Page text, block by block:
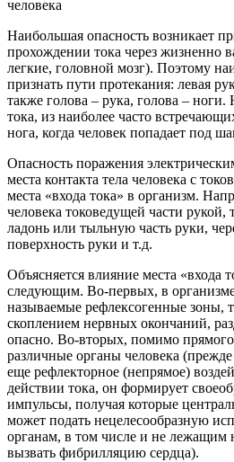
человека
Наибольшая опасность возникает
прохождении тока через жизненно
легкие, головной мозг). Поэтому
признать пути протекания: левая
также голова – рука, голова –
тока, из наиболее часто
нога, когда человек попадает под
Опасность поражения
места контакта тела человека с
места «входа тока» в организм.
человека токоведущей части рукой,
ладонь или тыльную часть руки,
поверхность руки и т.д.
Объясняется влияние места «входа
следующим. Во-первых, в
называемые рефлексогенные зоны,
скоплением нервных окончаний,
опасно. Во-вторых, помимо прямого
различные органы человека (прежде
еще рефлекторное (непрямое)
действии тока, он формирует
импульсы, получая которые
может подать нецелесообразную
органам, в том числе и не лежащим
вызвать фибрилляцию сердца).